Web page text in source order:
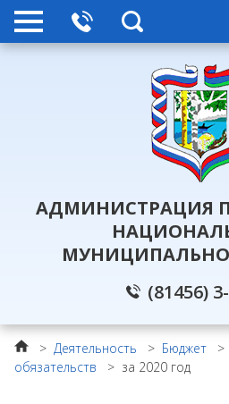
АДМИНИСТРАЦИЯ
(81456)
> Деятельность > Бюджет >
обязательств
> за 2020 год